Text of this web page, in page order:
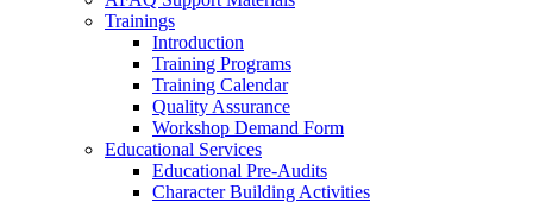
Trainings
Introduction
Training Programs
Training Calendar
Quality Assurance
Workshop Demand Form
Educational Services
Educational Pre-Audits
Character Building Activities